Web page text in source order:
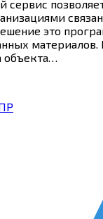
сервис
это
объекта…